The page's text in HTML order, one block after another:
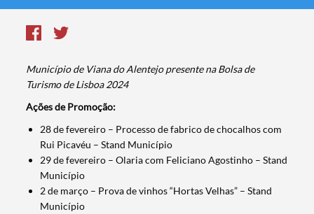
Município de Viana do Alentejo presente na Bolsa de
Turismo de Lisboa 2024
Ações de Promoção:
28 de fevereiro – Processo de fabrico de chocalhos com
Rui Picavéu – Stand Município
29 de fevereiro – Olaria com Feliciano Agostinho – Stand
Município
2 de março – Prova de vinhos “Hortas Velhas” – Stand
Município